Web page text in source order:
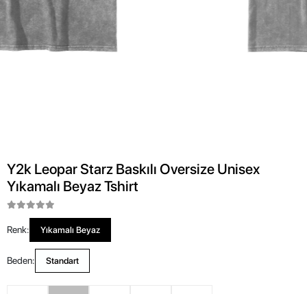
Y2k Leopar Starz Baskılı Oversize Unisex
Yıkamalı Beyaz Tshirt
Renk: Yıkamalı Beyaz
Beden: Standart